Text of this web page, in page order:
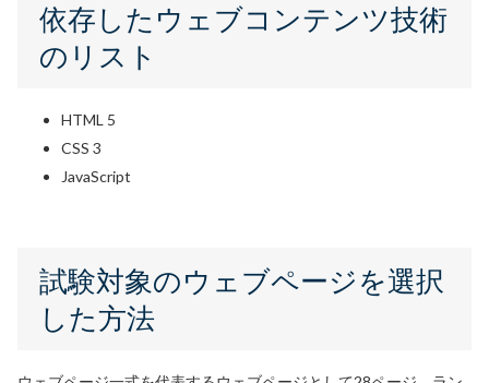
依存したウェブコンテンツ技術
のリスト
HTML 5
CSS 3
JavaScript
試験対象のウェブページを選択
した方法